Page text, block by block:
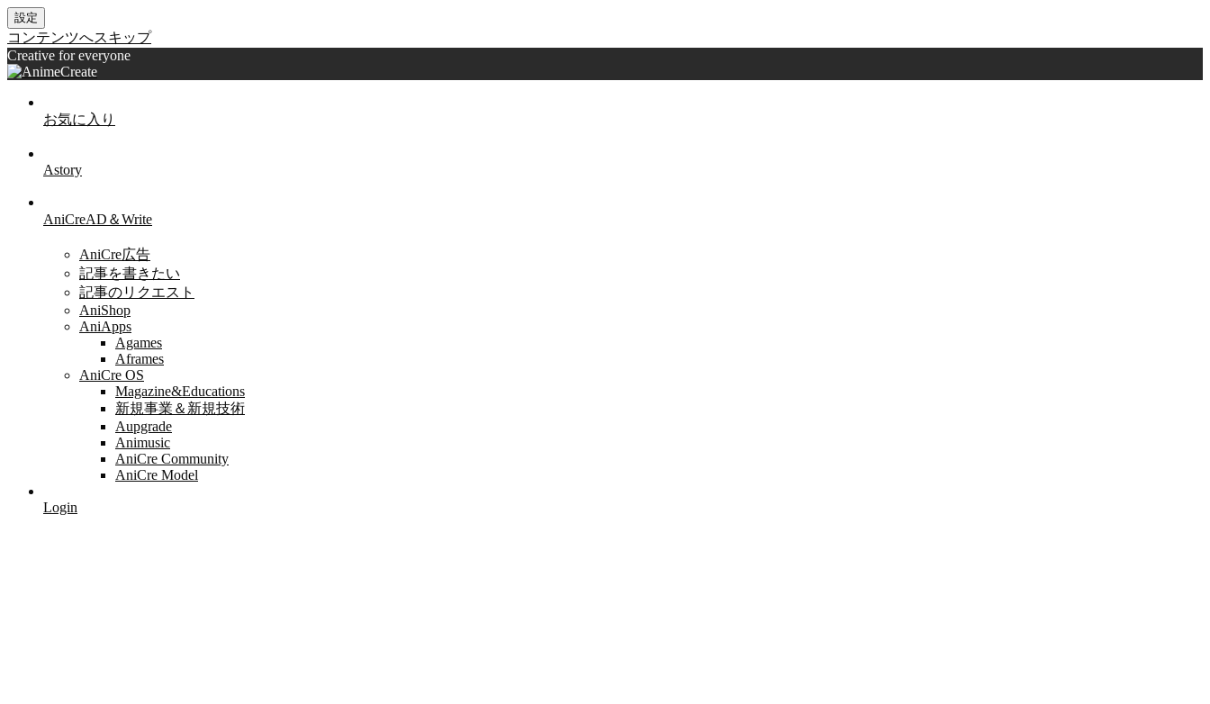
設定
コンテンツへスキップ
Creative for everyone
お気に入り
Astory
AniCreAD＆Write
AniCre広告
記事を書きたい
記事のリクエスト
AniShop
AniApps
Agames
Aframes
AniCre OS
Magazine&Educations
新規事業＆新規技術
Aupgrade
Animusic
AniCre Community
AniCre Model
Login